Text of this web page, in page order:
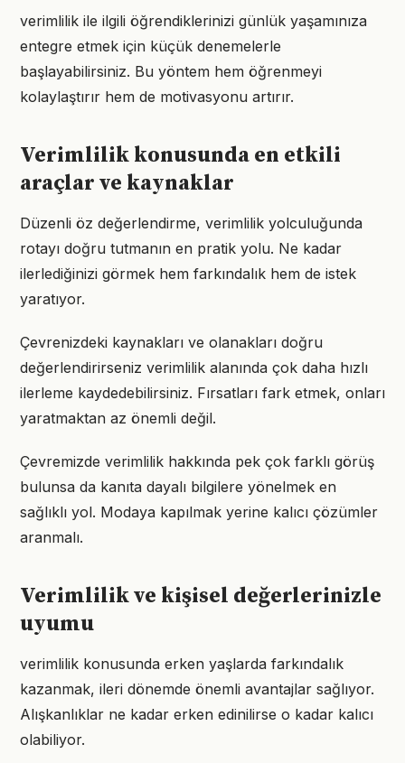
verimlilik ile ilgili öğrendiklerinizi günlük yaşamınıza
entegre etmek için küçük denemelerle
başlayabilirsiniz. Bu yöntem hem öğrenmeyi
kolaylaştırır hem de motivasyonu artırır.
Verimlilik konusunda en etkili
araçlar ve kaynaklar
Düzenli öz değerlendirme, verimlilik yolculuğunda
rotayı doğru tutmanın en pratik yolu. Ne kadar
ilerlediğinizi görmek hem farkındalık hem de istek
yaratıyor.
Çevrenizdeki kaynakları ve olanakları doğru
değerlendirirseniz verimlilik alanında çok daha hızlı
ilerleme kaydedebilirsiniz. Fırsatları fark etmek, onları
yaratmaktan az önemli değil.
Çevremizde verimlilik hakkında pek çok farklı görüş
bulunsa da kanıta dayalı bilgilere yönelmek en
sağlıklı yol. Modaya kapılmak yerine kalıcı çözümler
aranmalı.
Verimlilik ve kişisel değerlerinizle
uyumu
verimlilik konusunda erken yaşlarda farkındalık
kazanmak, ileri dönemde önemli avantajlar sağlıyor.
Alışkanlıklar ne kadar erken edinilirse o kadar kalıcı
olabiliyor.